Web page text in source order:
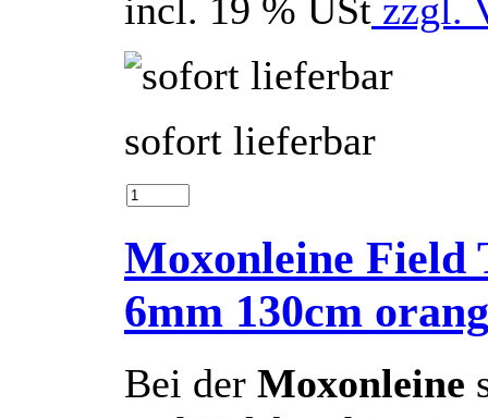
incl. 19 % USt zzgl.
sofort lieferbar
Moxonleine Field
6mm 130cm
Bei der Moxonleine